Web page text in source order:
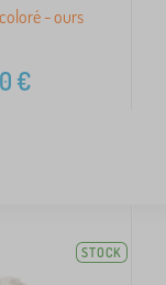
- ours
€
STOCK